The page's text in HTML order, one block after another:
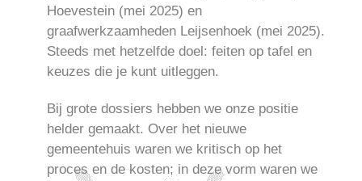
Hoevestein (mei 2025) en
graafwerkzaamheden Leijsenhoek (mei 2025).
Steeds met hetzelfde doel: feiten op tafel en
keuzes die je kunt uitleggen.
Bij grote dossiers hebben we onze positie
helder gemaakt. Over het nieuwe
gemeentehuis waren we kritisch op het
proces en de kosten; in deze vorm waren we